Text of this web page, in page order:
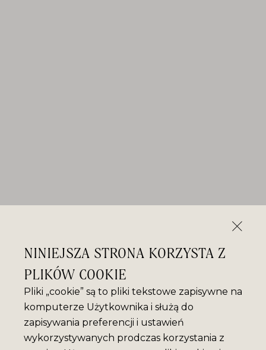
NINIEJSZA STRONA KORZYSTA Z
PLIKÓW COOKIE
Pliki „cookie” są to pliki tekstowe zapisywne na
komputerze Użytkownika i służą do
zapisywania preferencji i ustawień
wykorzystywanych prodczas korzystania z